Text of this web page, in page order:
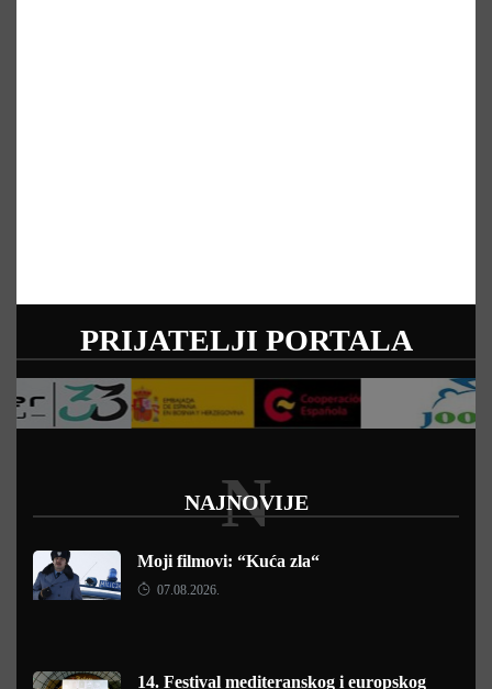
PRIJATELJI PORTALA
NAJNOVIJE
N
Moji filmovi: “Kuća zla“
07.08.2026.
14. Festival mediteranskog i europskog